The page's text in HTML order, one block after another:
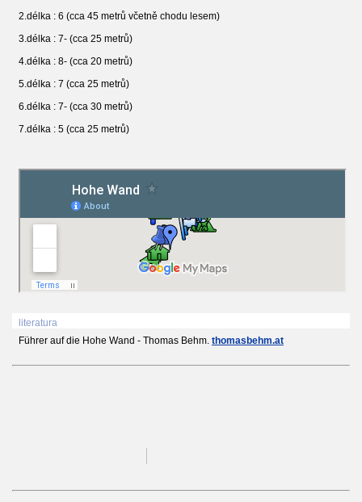
2.délka : 6 (cca 45 metrů včetně chodu lesem)
3.délka : 7- (cca 25 metrů)
4.délka : 8- (cca 20 metrů)
5.délka : 7 (cca 25 metrů)
6.délka : 7- (cca 30 metrů)
7.délka : 5 (cca 25 metrů)
literatura
Führer auf die Hohe Wand - Thomas Behm. thomasbehm.at